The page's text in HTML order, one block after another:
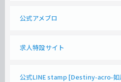
公式アメブロ
求人特設サイト
公式LINE stamp [Destiny-acro-如